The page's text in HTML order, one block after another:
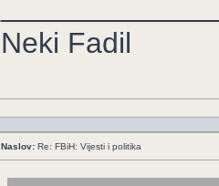
Neki Fadil
Naslov: Re: FBiH: Vijesti i politika